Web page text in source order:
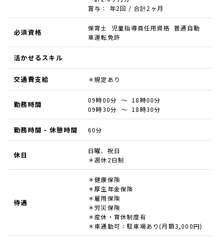
賞与： 年2回 / 合計2ヶ月
必須資格
保育士 児童指導員任用資格 普通自動
車運転免許
活かせるスキル
交通費支給 ＊規定あり
勤務時間
09時00分 ～ 18時00分
09時30分 ～ 18時30分
勤務時間 - 休憩時間 60分
休日
日曜、祝日
＊週休2日制
待遇
＊健康保険
＊厚生年金保険
＊雇用保険
＊労災保険
＊産休・育休制度有
＊車通勤可：駐車場あり(月額3,000円)